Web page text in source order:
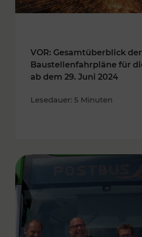
VOR: Gesamtüberblick der
Baustellenfahrpläne für
ab dem 29. Juni 2024
Lesedauer: 5 Minuten